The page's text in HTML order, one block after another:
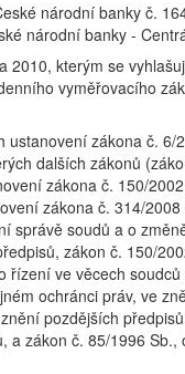
národní banky č.
národní banky -
2010, kterým se
vyměřovacího
zákona č. 6/
dalších zákonů
zákona č. 150/
zákona č. 314/
správě soudů a o
zákon č. 150/
ve věcech
ochránci práv, ve
pozdějších
zákon č. 85/1996 Sb.,